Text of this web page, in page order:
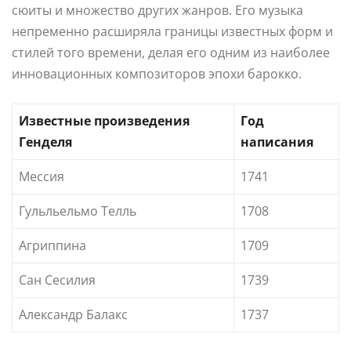
сюиты и множество других жанров. Его музыка
непременно расширяла границы известных форм и
стилей того времени, делая его одним из наиболее
инновационных композиторов эпохи барокко.
Известные произведения
Генделя
Год
написания
Мессия
1741
Гульльельмо Телль
1708
Агриппина
1709
Сан Сесилия
1739
Александр Балакс
1737